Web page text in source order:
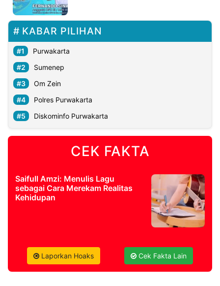
PT.
Kabarbaru
Media
HoldingKABAR PILIHAN
Purwakarta
Sumenep
Om Zein
Polres Purwakarta
Diskominfo Purwakarta
CEK FAKTA
Saifull Amzi: Menulis Lagu
sebagai Cara Merekam Realitas
Kehidupan
Laporkan Hoaks Cek Fakta Lain